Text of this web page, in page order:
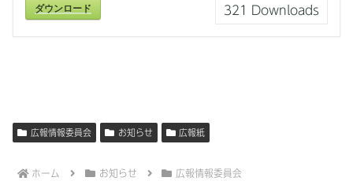
ダウンロード 321 Downloads
広報情報委員会 お知らせ 広報紙
ホーム お知らせ 広報情報委員会